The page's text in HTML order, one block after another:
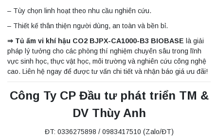
– Tùy chọn linh hoạt theo nhu cầu nghiên cứu.
– Thiết kế thân thiện người dùng, an toàn và bền bỉ.
⇒ Tủ ấm vi khí hậu CO2 BJPX-CA1000-B3 BIOBASE là giải
pháp lý tưởng cho các phòng thí nghiệm chuyên sâu trong lĩnh
vực sinh học, thực vật học, môi trường và nghiên cứu công nghệ
cao. Liên hệ ngay để được tư vấn chi tiết và nhận báo giá ưu đãi!
Công Ty CP Đầu tư phát triển TM &
DV Thùy Anh
ĐT: 0336275898 / 0983417510 (Zalo/ĐT)